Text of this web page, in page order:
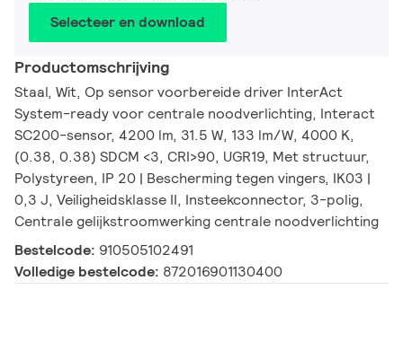
Selecteer en download
Productomschrijving
Staal, Wit, Op sensor voorbereide driver InterAct
System-ready voor centrale noodverlichting, Interact
SC200-sensor, 4200 lm, 31.5 W, 133 lm/W, 4000 K,
(0.38, 0.38) SDCM <3, CRI>90, UGR19, Met structuur,
Polystyreen, IP 20 | Bescherming tegen vingers, IK03 |
0,3 J, Veiligheidsklasse II, Insteekconnector, 3-polig,
Centrale gelijkstroomwerking centrale noodverlichting
Bestelcode: 910505102491
Volledige bestelcode: 872016901130400